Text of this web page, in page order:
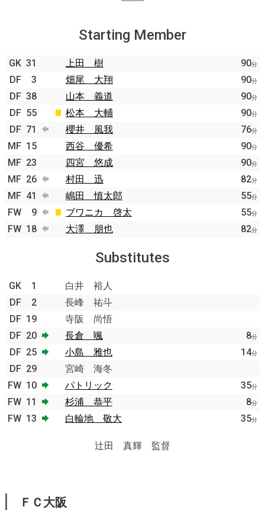
Starting Member
GK 31 上田 樹 90分
DF 3 畑尾 大翔 90分
DF 38 山本 義道 90分
DF 55 松本 大輔 90分
DF 71 櫻井 風我 76分
MF 15 西谷 優希 90分
MF 23 四宮 悠成 90分
MF 26 村田 迅 82分
MF 41 嶋田 慎太郎 55分
FW 9 ブワニカ 啓太 55分
FW 18 大澤 朋也 82分
Substitutes
GK 1
白井 裕人
DF
2
長峰 祐斗
DF 19
寺阪 尚悟
DF 20 長倉 颯 8分
DF 25 小島 雅也 14分
DF 29
宮崎 海冬
FW 10 パトリック 35分
FW 11 杉浦 恭平 8分
FW 13 白輪地 敬大 35分
辻田 真輝 監督
ＦＣ大阪